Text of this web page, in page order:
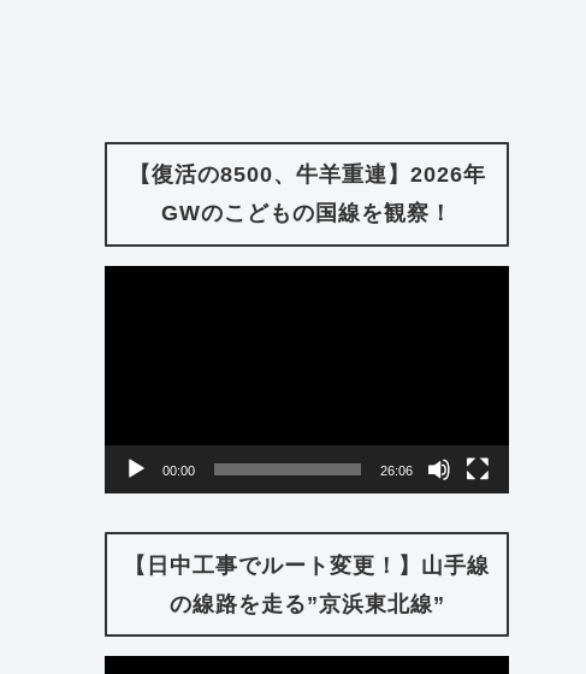
【復活の8500、牛羊重連】2026年
GWのこどもの国線を観察！
00:00 26:06
【日中工事でルート変更！】山手線
の線路を走る”京浜東北線”